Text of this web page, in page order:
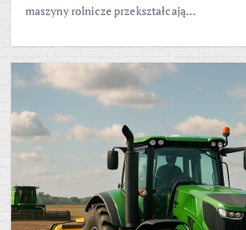
maszyny rolnicze przekształcają…